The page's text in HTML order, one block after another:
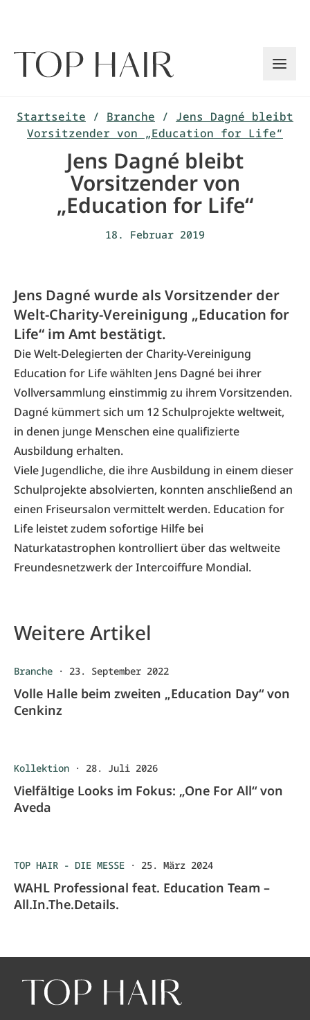
Startseite / Branche / Jens Dagné bleibt
Vorsitzender von „Education for Life“
Jens Dagné bleibt
Vorsitzender von
„Education for Life“
18. Februar 2019
Jens Dagné wurde als Vorsitzender der
Welt-Charity-Vereinigung „Education for
Life“ im Amt bestätigt.
Die Welt-Delegierten der Charity-Vereinigung
Education for Life wählten Jens Dagné bei ihrer
Vollversammlung einstimmig zu ihrem Vorsitzenden.
Dagné kümmert sich um 12 Schulprojekte weltweit,
in denen junge Menschen eine qualifizierte
Ausbildung erhalten.
Viele Jugendliche, die ihre Ausbildung in einem dieser
Schulprojekte absolvierten, konnten anschließend an
einen Friseursalon vermittelt werden. Education for
Life leistet zudem sofortige Hilfe bei
Naturkatastrophen kontrolliert über das weltweite
Freundesnetzwerk der Intercoiffure Mondial.
Weitere Artikel
Branche · 23. September 2022
Volle Halle beim zweiten „Education Day“ von
Cenkinz
Kollektion · 28. Juli 2026
Vielfältige Looks im Fokus: „One For All“ von
Aveda
TOP HAIR - DIE MESSE · 25. März 2024
WAHL Professional feat. Education Team –
All.In.The.Details.